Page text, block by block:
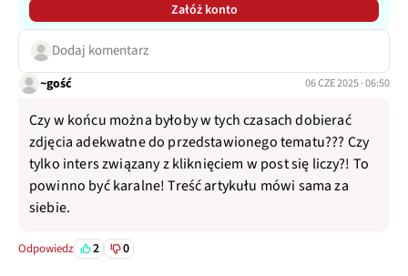
Załóż konto
Dodaj komentarz
~gość 06 CZE 2025 · 06:50
Czy w końcu można byłoby w tych czasach dobierać
zdjęcia adekwatne do przedstawionego tematu??? Czy
tylko inters związany z kliknięciem w post się liczy?! To
powinno być karalne! Treść artykułu mówi sama za
siebie.
Odpowiedz 2 0